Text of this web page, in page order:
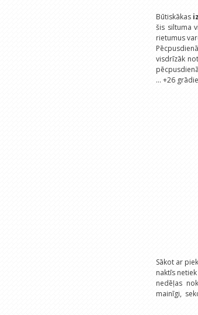
Būtiskākas
šis siltuma
rietumus
visdrīzāk
... +26
Sākot ar
naktīs
nedēļas
mainīgi,